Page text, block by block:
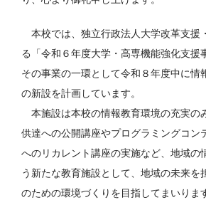
本校では、独立行政法人大学改革支援
る「令和６年度大学・高専機能強化支援
その事業の一環として令和８年度中に情
の新設を計画しています。
本施設は本校の情報教育環境の充実の
供達への公開講座やプログラミングコン
へのリカレント講座の実施など、地域の
う新たな教育施設として、地域の未来を
のための環境づくりを目指してまいりま